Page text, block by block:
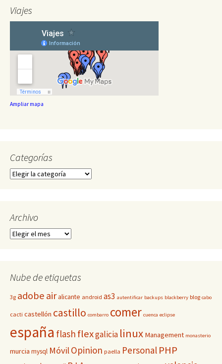
Viajes
Ampliar mapa
Categorías
Categorías
Archivo
Archivo
Nube de etiquetas
3g adobe airalicante android as3 autentificar backups blackberry blog cabo
cacti castellón castillo combarro comer cuenca eclipse
españa flash flexgalicia linux Management monasterio
murcia mysql MóvilOpinion paella Personal PHP